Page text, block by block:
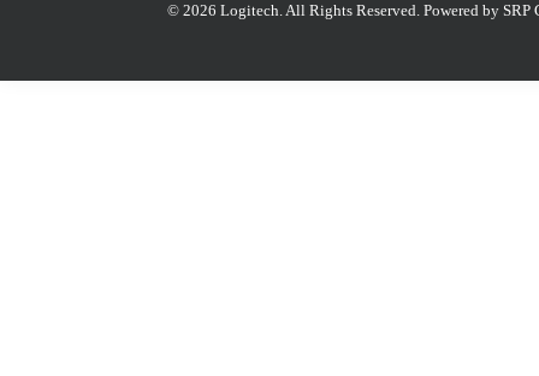
© 2026 Logitech. All Rights Reserved. Powered by